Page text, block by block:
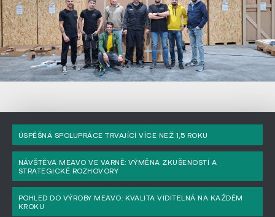
/ SERVIS
ÚSPĚŠNÁ SPOLUPRÁCE TRVAJÍCÍ VÍCE NEŽ 1,5 ROKU
NÁVŠTĚVA MEAVO VE VARNĚ: VÝMĚNA ZKUŠENOSTÍ A
STRATEGICKÉ ROZHOVORY
POHLED DO VÝROBY MEAVO: KVALITA VIDITELNÁ NA KAŽDÉM
KROKU